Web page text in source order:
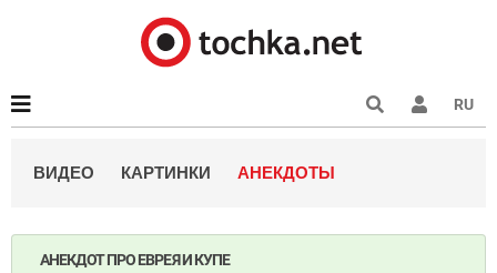
RU
ВИДЕО КАРТИНКИ АНЕКДОТЫ
АНЕКДОТ ПРО ЕВРЕЯ И КУПЕ